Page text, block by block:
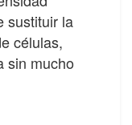
sustituir la
células,
sin mucho